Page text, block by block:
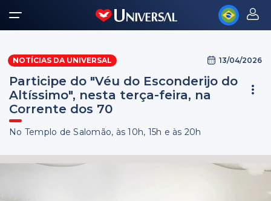
NOTÍCIAS DA UNIVERSAL 13/04/2026
Participe do "Véu do Esconderijo do
Altíssimo", nesta terça-feira, na
Corrente dos 70
No Templo de Salomão, às 10h, 15h e às 20h